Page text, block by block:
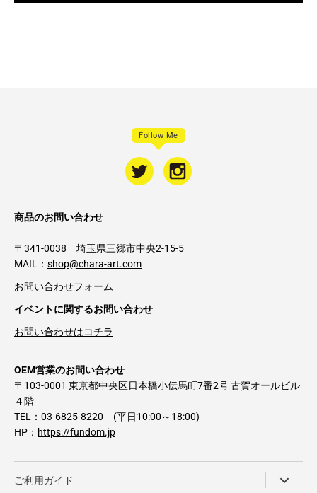
Follow Me
商品のお問い合わせ
〒341-0038 埼玉県三郷市中央2-15-5
MAIL： shop@chara-art.com
お問い合わせフォーム
イベントに関するお問い合わせ
お問い合わせはコチラ
OEM営業のお問い合わせ
〒103-0001 東京都中央区日本橋小伝馬町7番2号 古賀オールビル
４階
TEL：03-6825-8220 (平日10:00～18:00)
HP： https://fundom.jp
ご利用ガイド